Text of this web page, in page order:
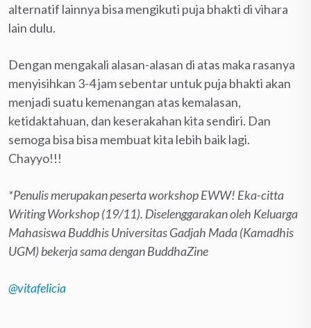
alternatif lainnya bisa mengikuti puja bhakti di vihara
lain dulu.
Dengan mengakali alasan-alasan di atas maka rasanya
menyisihkan 3-4 jam sebentar untuk puja bhakti akan
menjadi suatu kemenangan atas kemalasan,
ketidaktahuan, dan keserakahan kita sendiri. Dan
semoga bisa bisa membuat kita lebih baik lagi.
Chayyo!!!
*Penulis merupakan peserta workshop EWW! Eka-citta
Writing Workshop (19/11). Diselenggarakan oleh Keluarga
Mahasiswa Buddhis Universitas Gadjah Mada (Kamadhis
UGM) bekerja sama dengan BuddhaZine
@vitafelicia